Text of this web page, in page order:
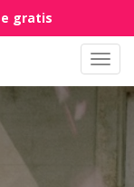
gratis